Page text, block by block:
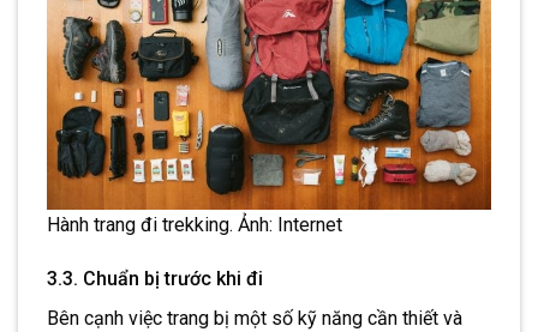
Hành trang đi trekking. Ảnh: Internet
3.3. Chuẩn bị trước khi đi
Bên cạnh việc trang bị một số kỹ năng cần thiết và